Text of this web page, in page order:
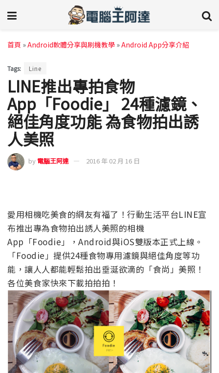
首頁 »Android軟體分享與刷機教學 »Android App分享介紹
Tags: Line
LINE推出專拍食物
App「Foodie」 24種濾鏡、
絕佳角度功能 為食物拍出誘
人美照
by 電腦王阿達 2016 年 02 月 16 日
愛用相機吃美食的網友有福了！行動生活平台LINE宣
布推出專為食物拍出誘人美照的相機
App「Foodie」，Android與iOS雙版本正式上線。
「Foodie」提供24種食物專用濾鏡與絕佳角度等功
能，讓人人都能輕鬆拍出垂涎欲滴的「食尚」美照！
各位美食家快來下載拍拍拍！